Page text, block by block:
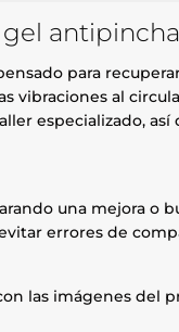
para
vibraciones al
especializado,
una mejora o
errores de
las imágenes del